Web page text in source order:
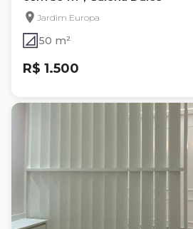
Jardim Europa
50 m²
R$ 1.500